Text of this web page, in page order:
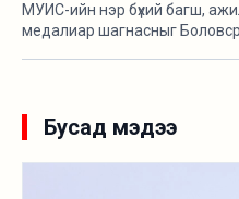
МУИС-ийн нэр бүхий багш,
медалиар шагнасныг
Бусад мэдээ